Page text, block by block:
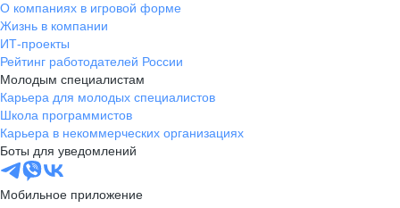
О компаниях в игровой форме
Жизнь в компании
ИТ-проекты
Рейтинг работодателей России
Молодым специалистам
Карьера для молодых специалистов
Школа программистов
Карьера в некоммерческих организациях
Боты для уведомлений
Мобильное приложение